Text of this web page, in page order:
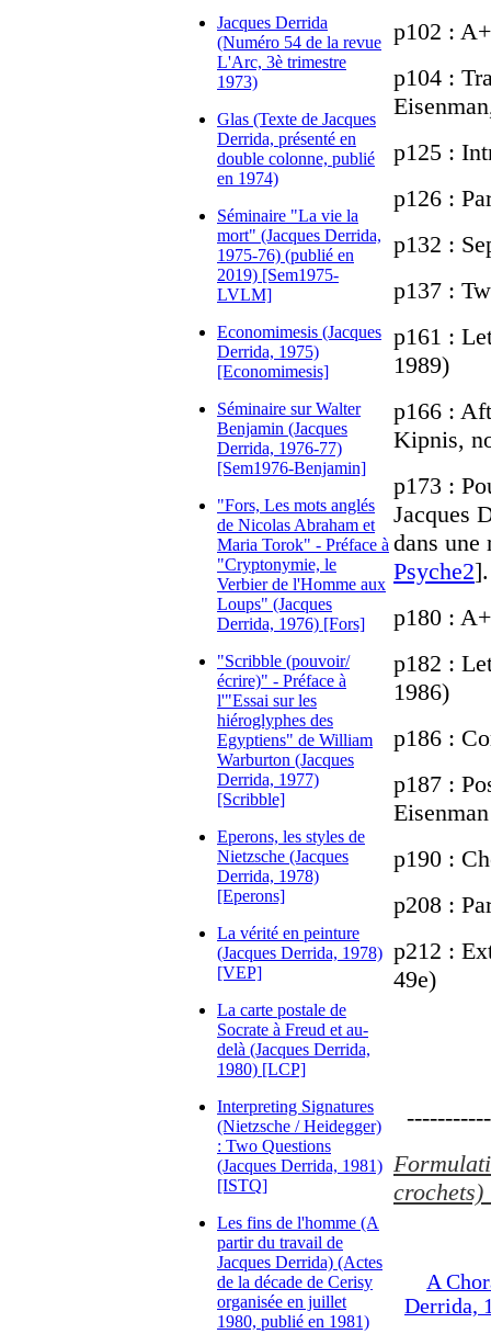
Jacques Derrida
(Numéro 54 de la revue
L'Arc, 3è trimestre
1973)
Glas (Texte de Jacques
Derrida, présenté en
double colonne, publié
en 1974)
Séminaire "La vie la
mort" (Jacques Derrida,
1975-76) (publié en
2019) [Sem1975-
LVLM]
Economimesis (Jacques
Derrida, 1975)
[Economimesis]
Séminaire sur Walter
Benjamin (Jacques
Derrida, 1976-77)
[Sem1976-Benjamin]
"Fors, Les mots anglés
de Nicolas Abraham et
Maria Torok" - Préface à
"Cryptonymie, le
Verbier de l'Homme aux
Loups" (Jacques
Derrida, 1976) [Fors]
"Scribble (pouvoir/
écrire)" - Préface à
l'"Essai sur les
hiéroglyphes des
Egyptiens" de William
Warburton (Jacques
Derrida, 1977)
[Scribble]
Eperons, les styles de
Nietzsche (Jacques
Derrida, 1978)
[Eperons]
La vérité en peinture
(Jacques Derrida, 1978)
[VEP]
La carte postale de
Socrate à Freud et au-
delà (Jacques Derrida,
1980) [LCP]
Interpreting Signatures
(Nietzsche / Heidegger)
: Two Questions
(Jacques Derrida, 1981)
[ISTQ]
Les fins de l'homme (A
partir du travail de
Jacques Derrida) (Actes
de la décade de Cerisy
organisée en juillet
1980, publié en 1981)
p102 :
p104 :
p125 :
p126 :
p132 :
p137 :
p161 :
1989)
p166 :
Kipnis,
p173 :
Jacques
dans une
Psyche2].
p180 :
p182 :
1986)
p186 :
p187 :
Eisenman
p190 :
p208 :
p212 :
49e)
crochets)
A
Derrida,